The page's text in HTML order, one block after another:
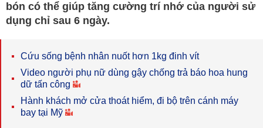
bón có thể giúp tăng cường trí nhớ của người sử
dụng chỉ sau 6 ngày.
Cứu sống bệnh nhân nuốt hơn 1kg đinh vít
Video người phụ nữ dùng gậy chống trả báo hoa hung
dữ tấn công
Hành khách mở cửa thoát hiểm, đi bộ trên cánh máy
bay tại Mỹ